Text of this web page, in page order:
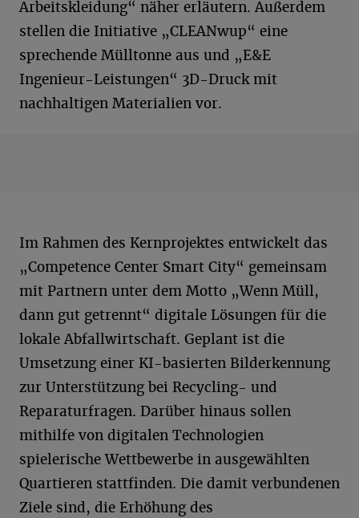
Arbeitskleidung“ näher erläutern. Außerdem
stellen die Initiative „CLEANwup“ eine
sprechende Mülltonne aus und „E&E
Ingenieur-Leistungen“ 3D-Druck mit
nachhaltigen Materialien vor.
Im Rahmen des Kernprojektes entwickelt das
„Competence Center Smart City“ gemeinsam
mit Partnern unter dem Motto „Wenn Müll,
dann gut getrennt“ digitale Lösungen für die
lokale Abfallwirtschaft. Geplant ist die
Umsetzung einer KI-basierten Bilderkennung
zur Unterstützung bei Recycling- und
Reparaturfragen. Darüber hinaus sollen
mithilfe von digitalen Technologien
spielerische Wettbewerbe in ausgewählten
Quartieren stattfinden. Die damit verbundenen
Ziele sind, die Erhöhung des